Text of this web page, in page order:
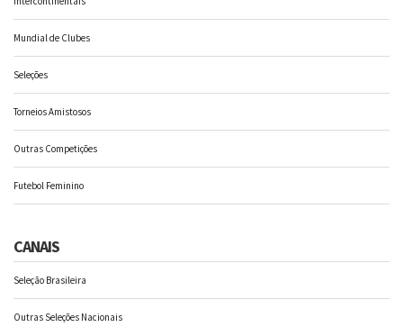
Mundial de Clubes
Seleções
Torneios Amistosos
Outras Competições
Futebol Feminino
CANAIS
Seleção Brasileira
Outras Seleções Nacionais